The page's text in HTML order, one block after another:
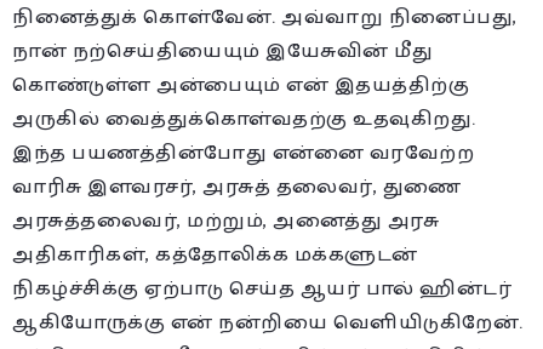
நினைத்துக் கொள்வேன். அவ்வாறு நினைப்பது,
நான் நற்செய்தியையும் இயேசுவின் மீது
கொண்டுள்ள அன்பையும் என் இதயத்திற்கு
அருகில் வைத்துக்கொள்வதற்கு உதவுகிறது.
இந்த பயணத்தின்போது என்னை வரவேற்ற
வாரிசு இளவரசர், அரசுத் தலைவர், துணை
அரசுத்தலைவர், மற்றும், அனைத்து அரசு
அதிகாரிகள், கத்தோலிக்க மக்களுடன்
நிகழ்ச்சிக்கு ஏற்பாடு செய்த ஆயர் பால் ஹின்டர்
ஆகியோருக்கு என் நன்றியை வெளியிடுகிறேன்.